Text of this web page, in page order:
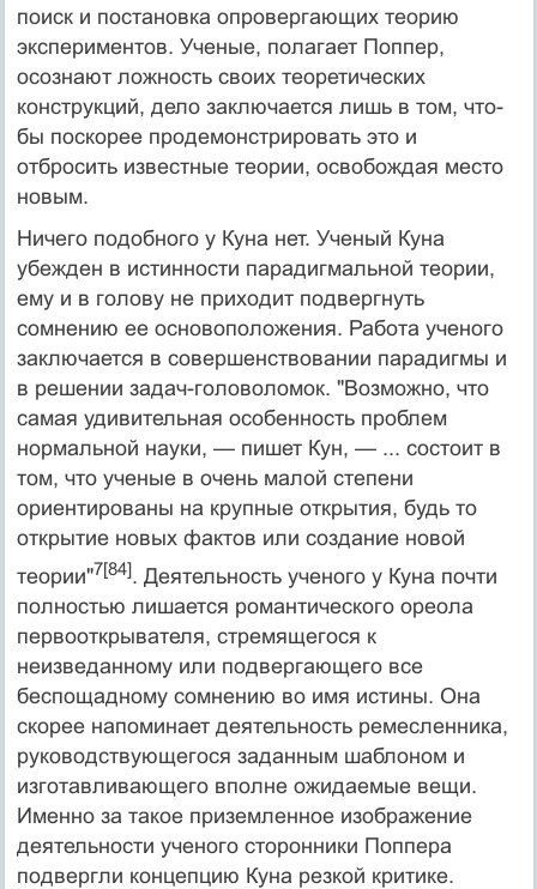
поиск и постановка опровер­гающих теорию
экспериментов. Ученые, полагает Поппер,
осознают лож­ность своих теоретических
конструкций, дело заключается лишь в том, что­
бы поскорее продемонстрировать это и
отбросить известные теории, освобо­ждая место
новым.
Ничего подобного у Куна нет. Ученый Куна
убежден в истинности парадигмальной теории,
ему и в голову не приходит подвергнуть
сомнению ее основоположения. Работа ученого
заключается в совершенствовании пара­дигмы и
в решении задач-головоломок. "Возможно, что
самая удивительная особенность проблем
нормальной науки, — пишет Кун, — ... состоит в
том, что ученые в очень малой степени
ориентированы на крупные открытия, будь то
открытие новых фактов или создание новой
теории"7[84]. Деятельность учено­го у Куна почти
полностью лишается романтического ореола
первооткрывателя, стремящегося к
неизведанному или подвергающего все
беспощадному сомнению во имя истины. Она
скорее напоминает деятельность ремесленни­ка,
руководствующегося заданным шаблоном и
изготавливающего вполне ожидаемые вещи.
Именно за такое приземленное изображение
деятельности ученого сторонники Поппера
подвергли концепцию Куна резкой критике.